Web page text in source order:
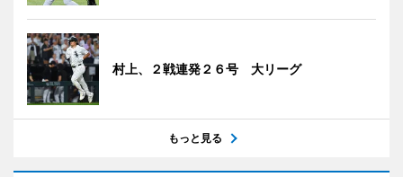
村上、２戦連発２６号 大リーグ
もっと見る